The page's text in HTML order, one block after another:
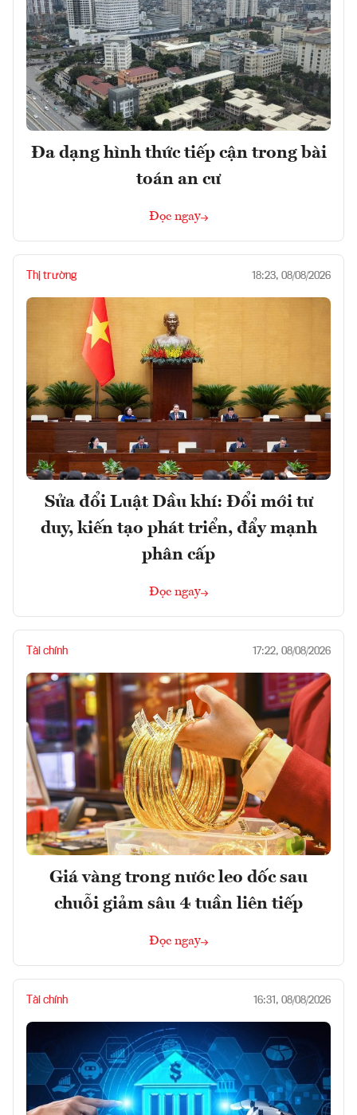
Đa dạng hình thức tiếp cận trong bài
toán an cư
Đọc ngay
Thị trường 18:23, 08/08/2026
Sửa đổi Luật Dầu khí: Đổi mới tư
duy, kiến tạo phát triển, đẩy mạnh
phân cấp
Đọc ngay
Tài chính 17:22, 08/08/2026
Giá vàng trong nước leo dốc sau
chuỗi giảm sâu 4 tuần liên tiếp
Đọc ngay
Tài chính 16:31, 08/08/2026